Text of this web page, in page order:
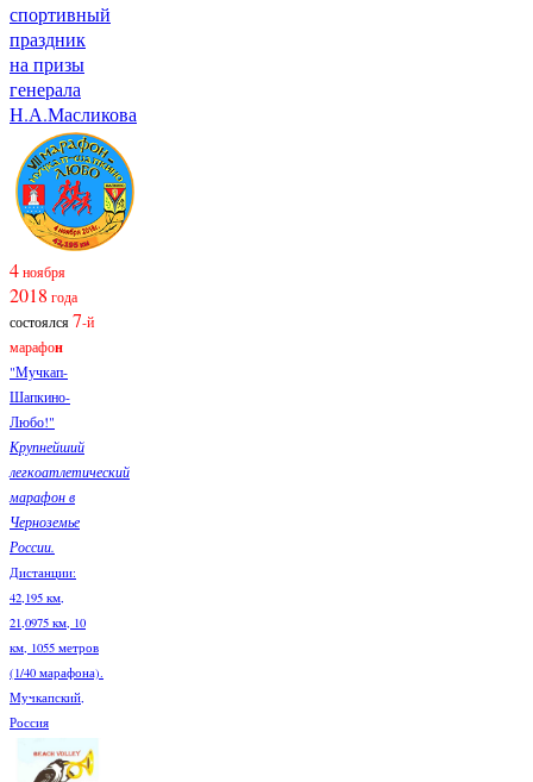
спортивный
праздник
на призы
генерала
Н.А.Масликова
4ноября
2018 года
состоялся7-й
марафон
"Мучкап-
Шапкино-
Любо!"
Крупнейший
легкоатлетический
марафон в
Черноземье
России.
Дистанции:
42,195 км,
21,0975 км, 10
км, 1055 метров
(1/40 марафона).
Мучкапский,
Россия